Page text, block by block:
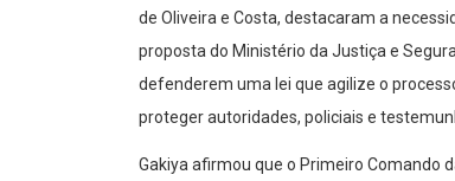
de Oliveira e Costa, destacaram a
proposta do Ministério da Justiça e
defenderem uma lei que agilize o
proteger autoridades, policiais e
Gakiya afirmou que o Primeiro Comando